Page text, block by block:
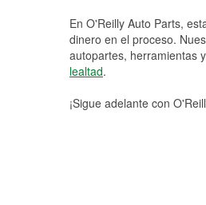
En O'Reilly Auto Parts,
dinero en el proceso.
autopartes, herramientas
lealtad.
¡Sigue adelante con